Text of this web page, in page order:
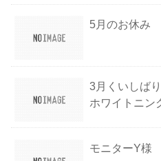
5月のお休み
3月くいしば
ホワイトニ
モニターY様